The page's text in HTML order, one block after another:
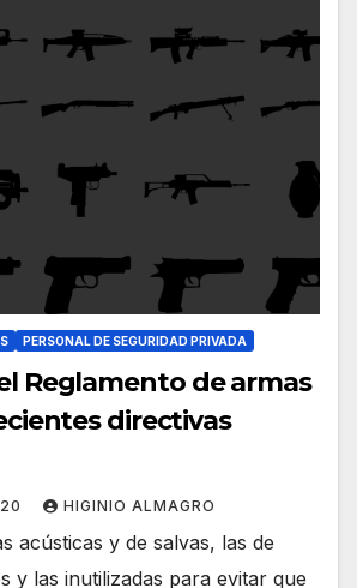
PERSONAL DE SEGURIDAD PRIVADA
Reglamento de armas
directivas
HIGINIO ALMAGRO
acústicas y de salvas, las de
y las inutilizadas para evitar que